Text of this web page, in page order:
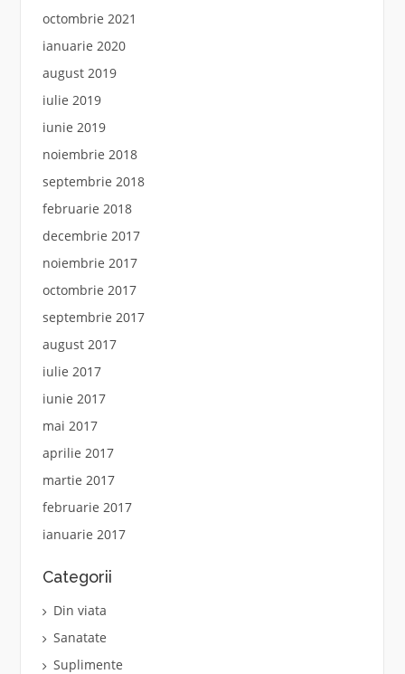
octombrie 2021
ianuarie 2020
august 2019
iulie 2019
iunie 2019
noiembrie 2018
septembrie 2018
februarie 2018
decembrie 2017
noiembrie 2017
octombrie 2017
septembrie 2017
august 2017
iulie 2017
iunie 2017
mai 2017
aprilie 2017
martie 2017
februarie 2017
ianuarie 2017
Categorii
Din viata
Sanatate
Suplimente